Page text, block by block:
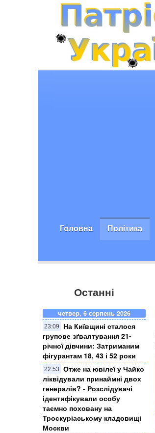
Головна Політика
Останні
четвер, 6 серпень 2026
23:09
На Київщині сталося
групове зґвалтування 21-
річної дівчини: Затриманим
фігурантам 18, 43 і 52 роки
22:53
Отже на ювілеї у Чайко
ліквідували принаймні двох
генералів? - Розслідувачі
ідентифікували особу
таємно поховану на
Троєкуріаському кладовищі
Москви